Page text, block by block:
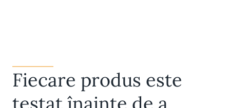
Fiecare produs este
testat înainte de a